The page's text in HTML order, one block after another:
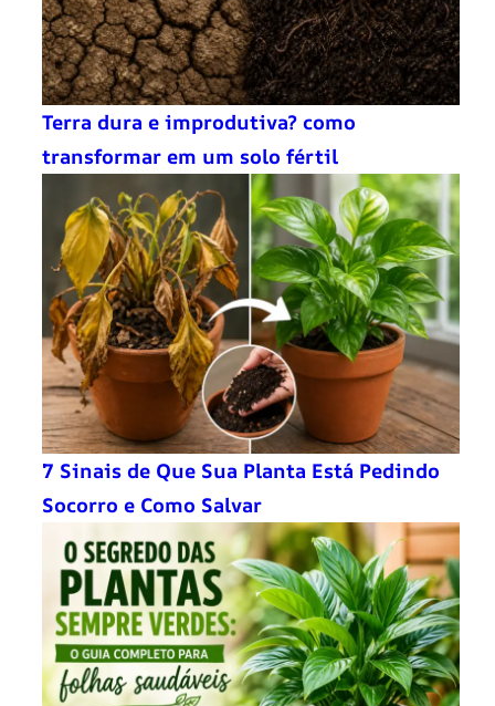
Terra dura e improdutiva? como
transformar em um solo fértil
7 Sinais de Que Sua Planta Está Pedindo
Socorro e Como Salvar